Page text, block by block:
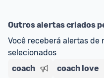
Outros alertas criados
Você receberá alertas de
selecionados
coach
coach love